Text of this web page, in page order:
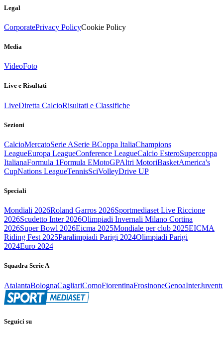
Legal
CorporatePrivacy PolicyCookie Policy
Media
VideoFoto
Live e Risultati
LiveDiretta CalcioRisultati e Classifiche
Sezioni
CalcioMercatoSerie ASerie BCoppa ItaliaChampions
LeagueEuropa LeagueConference LeagueCalcio EsteroSupercoppa
ItalianaFormula 1Formula EMotoGPAltri MotoriBasketAmerica's
CupNations LeagueTennisSciVolleyDrive UP
Speciali
Mondiali 2026Roland Garros 2026Sportmediaset Live Riccione
2026Scudetto Inter 2026Olimpiadi Invernali Milano Cortina
2026Super Bowl 2026Eicma 2025Mondiale per club 2025EICMA
Riding Fest 2025Paralimpiadi Parigi 2024Olimpiadi Parigi
2024Euro 2024
Squadra Serie A
AtalantaBolognaCagliariComoFiorentinaFrosinoneGenoaInter
Seguici su